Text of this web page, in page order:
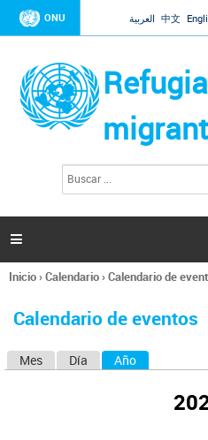
Jump to
ONU العربية 中文
l
s

Se
usted
Inicio›Calendario›Calendario de
Calendario de eventos
Mes Día Año